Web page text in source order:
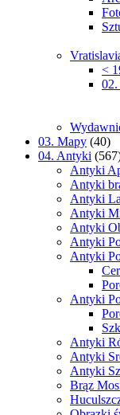
<
02.
03. Mapy (40)
04. Antyki
Antyki
Antyki
Antyki
Antyki
Antyki
Antyki
Antyki
Antyki
Antyki
Antyki
Antyki
Brąz